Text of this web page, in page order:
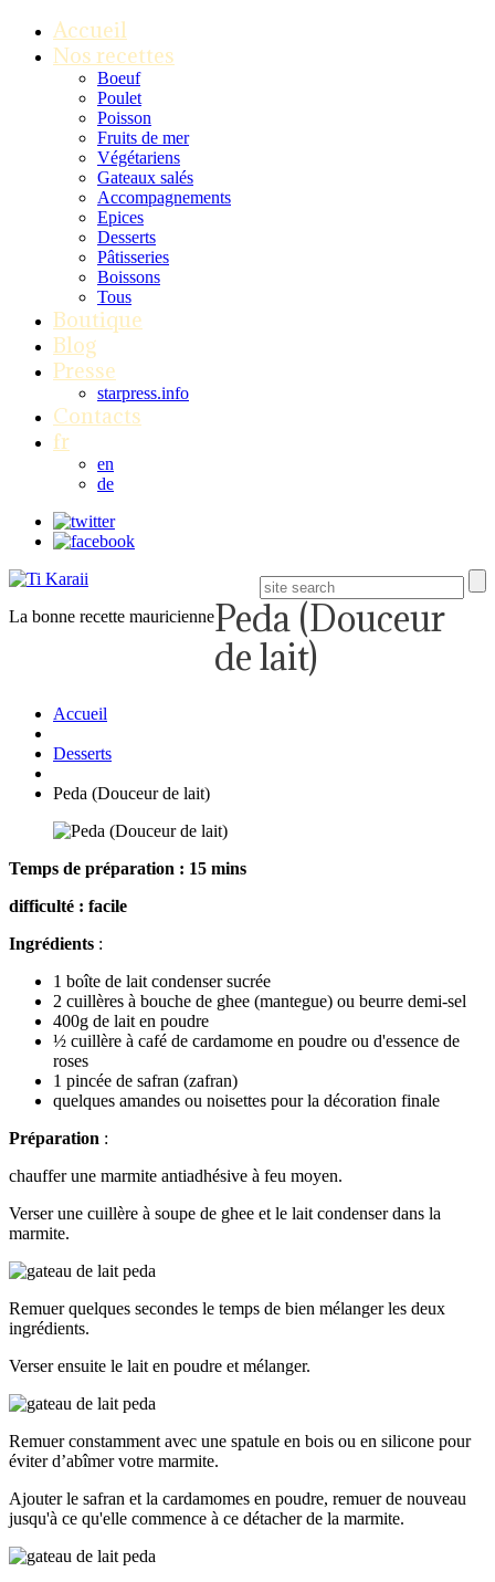
Accueil
Nos recettes
Boeuf
Poulet
Poisson
Fruits de mer
Végétariens
Gateaux salés
Accompagnements
Epices
Desserts
Pâtisseries
Boissons
Tous
Boutique
Blog
Presse
starpress.info
Contacts
fr
en
de
La bonne recette mauriciennePeda (Douceur
de lait)
Accueil
Desserts
Peda (Douceur de lait)
Temps de préparation : 15 mins
difficulté : facile
Ingrédients :
1 boîte de lait condenser sucrée
2 cuillères à bouche de ghee (mantegue) ou beurre demi-sel
400g de lait en poudre
½ cuillère à café de cardamome en poudre ou d'essence de
roses
1 pincée de safran (zafran)
quelques amandes ou noisettes pour la décoration finale
Préparation :
chauffer une marmite antiadhésive à feu moyen.
Verser une cuillère à soupe de ghee et le lait condenser dans la
marmite.
Remuer quelques secondes le temps de bien mélanger les deux
ingrédients.
Verser ensuite le lait en poudre et mélanger.
Remuer constamment avec une spatule en bois ou en silicone pour
éviter d’abîmer votre marmite.
Ajouter le safran et la cardamomes en poudre, remuer de nouveau
jusqu'à ce qu'elle commence à ce détacher de la marmite.